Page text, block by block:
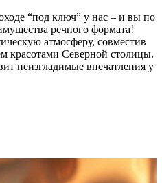
“под ключ” у нас – и вы по
речного формата!
атмосферу, совместив
красотами Северной столицы.
неизгладимые впечатления у